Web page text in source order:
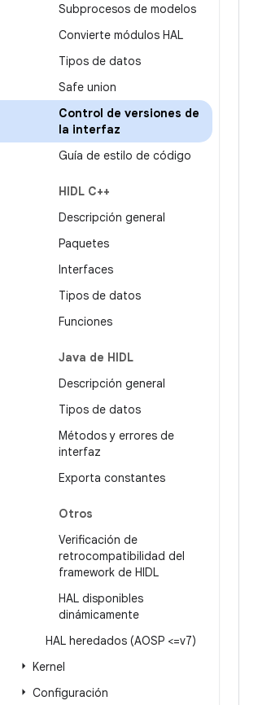
Subprocesos de modelos
Convierte módulos HAL
Tipos de datos
Safe union
Control de versiones de
la interfaz
Guía de estilo de código
HIDL C++
Descripción general
Paquetes
Interfaces
Tipos de datos
Funciones
Java de HIDL
Descripción general
Tipos de datos
Métodos y errores de
interfaz
Exporta constantes
Otros
Verificación de
retrocompatibilidad del
framework de HIDL
HAL disponibles
dinámicamente
HAL heredados (AOSP <=v7)
Kernel
Configuración